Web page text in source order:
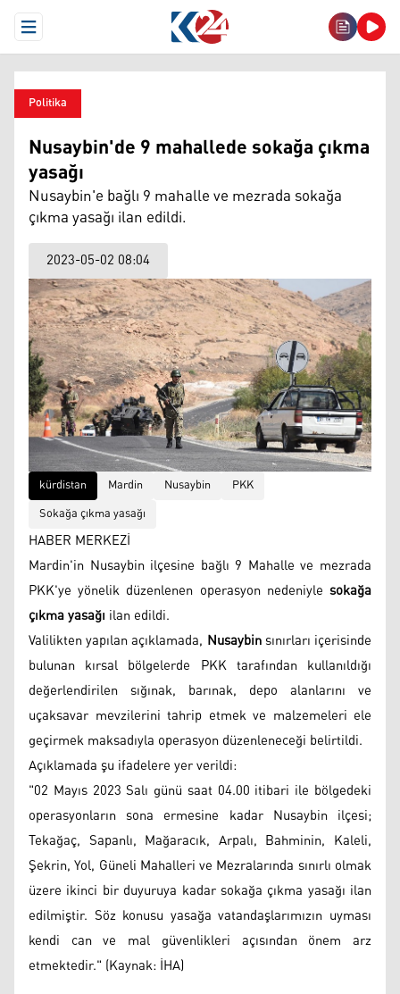
Open Menu
Politika
Nusaybin'de 9 mahallede sokağa çıkma
yasağı
Nusaybin'e bağlı 9 mahalle ve mezrada sokağa
çıkma yasağı ilan edildi.
2023-05-02 08:04
kürdistan Mardin Nusaybin
PKK
Sokağa çıkma yasağı
HABER MERKEZİ
Mardin'in Nusaybin ilçesine bağlı 9 Mahalle ve mezrada
PKK'ye yönelik düzenlenen operasyon nedeniyle sokağa
çıkma yasağı ilan edildi.
Valilikten yapılan açıklamada, Nusaybinsınırları içerisinde
bulunan kırsal bölgelerde PKK tarafından kullanıldığı
değerlendirilen sığınak, barınak, depo alanlarını ve
uçaksavar mevzilerini tahrip etmek ve malzemeleri ele
geçirmek maksadıyla operasyon düzenleneceği belirtildi.
Açıklamada şu ifadelere yer verildi:
"02 Mayıs 2023 Salı günü saat 04.00 itibari ile bölgedeki
operasyonların sona ermesine kadar Nusaybin ilçesi;
Tekağaç, Sapanlı, Mağaracık, Arpalı, Bahminin, Kaleli,
Şekrin, Yol, Güneli Mahalleri ve Mezralarında sınırlı olmak
üzere ikinci bir duyuruya kadar sokağa çıkma yasağı ilan
edilmiştir. Söz konusu yasağa vatandaşlarımızın uyması
kendi can ve mal güvenlikleri açısından önem arz
etmektedir." (Kaynak: İHA)